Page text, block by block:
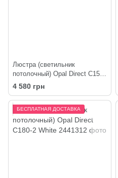
Люстра (светильник
потолочный) Opal Direct C150-
4 Black
4 580 грн
БЕСПЛАТНАЯ ДОСТАВКА